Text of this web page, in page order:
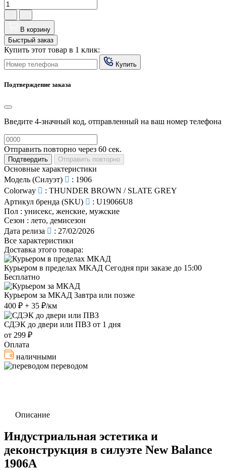
В корзину
Быстрый заказ
Купить этот товар в 1 клик:
Купить
Подтверждение заказа
Введите 4-значный код, отправленный на ваш номер телефона
Отправить повторно через 60 сек.
Подтвердить Отправить повторно
Основные характеристики
Модель (Силуэт)
: 1906
Colorway
: THUNDER BROWN / SLATE GREY
Артикул бренда (SKU)
: U19066U8
Пол : унисекс, женские, мужские
Сезон : лето, демисезон
Дата релиза
: 27/02/2026
Все характеристики
Доставка этого товара:
Курьером в пределах МКАД Сегодня при заказе до 15:00
Бесплатно
Курьером за МКАД Завтра или позже
400 ₽ + 35 ₽/км
СДЭК до двери или ПВЗ от 1 дня
от 299 ₽
Оплата
наличными
переводом
Описание
Индустриальная эстетика и
деконструкция в силуэте New Balance
1906A